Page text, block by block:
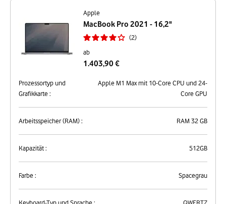
Apple
MacBook Pro 2021 - 16,2"
2
ab
1.403,90 €
Prozessortyp und
Grafikkarte :
Apple M1 Max mit 10-Core CPU und 24-
Core GPU
Arbeitsspeicher (RAM) : RAM 32 GB
Kapazität : 512GB
Farbe : Spacegrau